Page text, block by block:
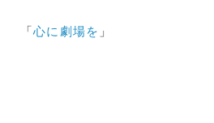
「心に劇場を 」